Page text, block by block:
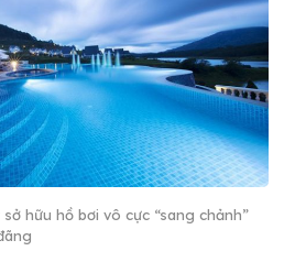
hữu hồ bơi vô cực “sang chảnh”